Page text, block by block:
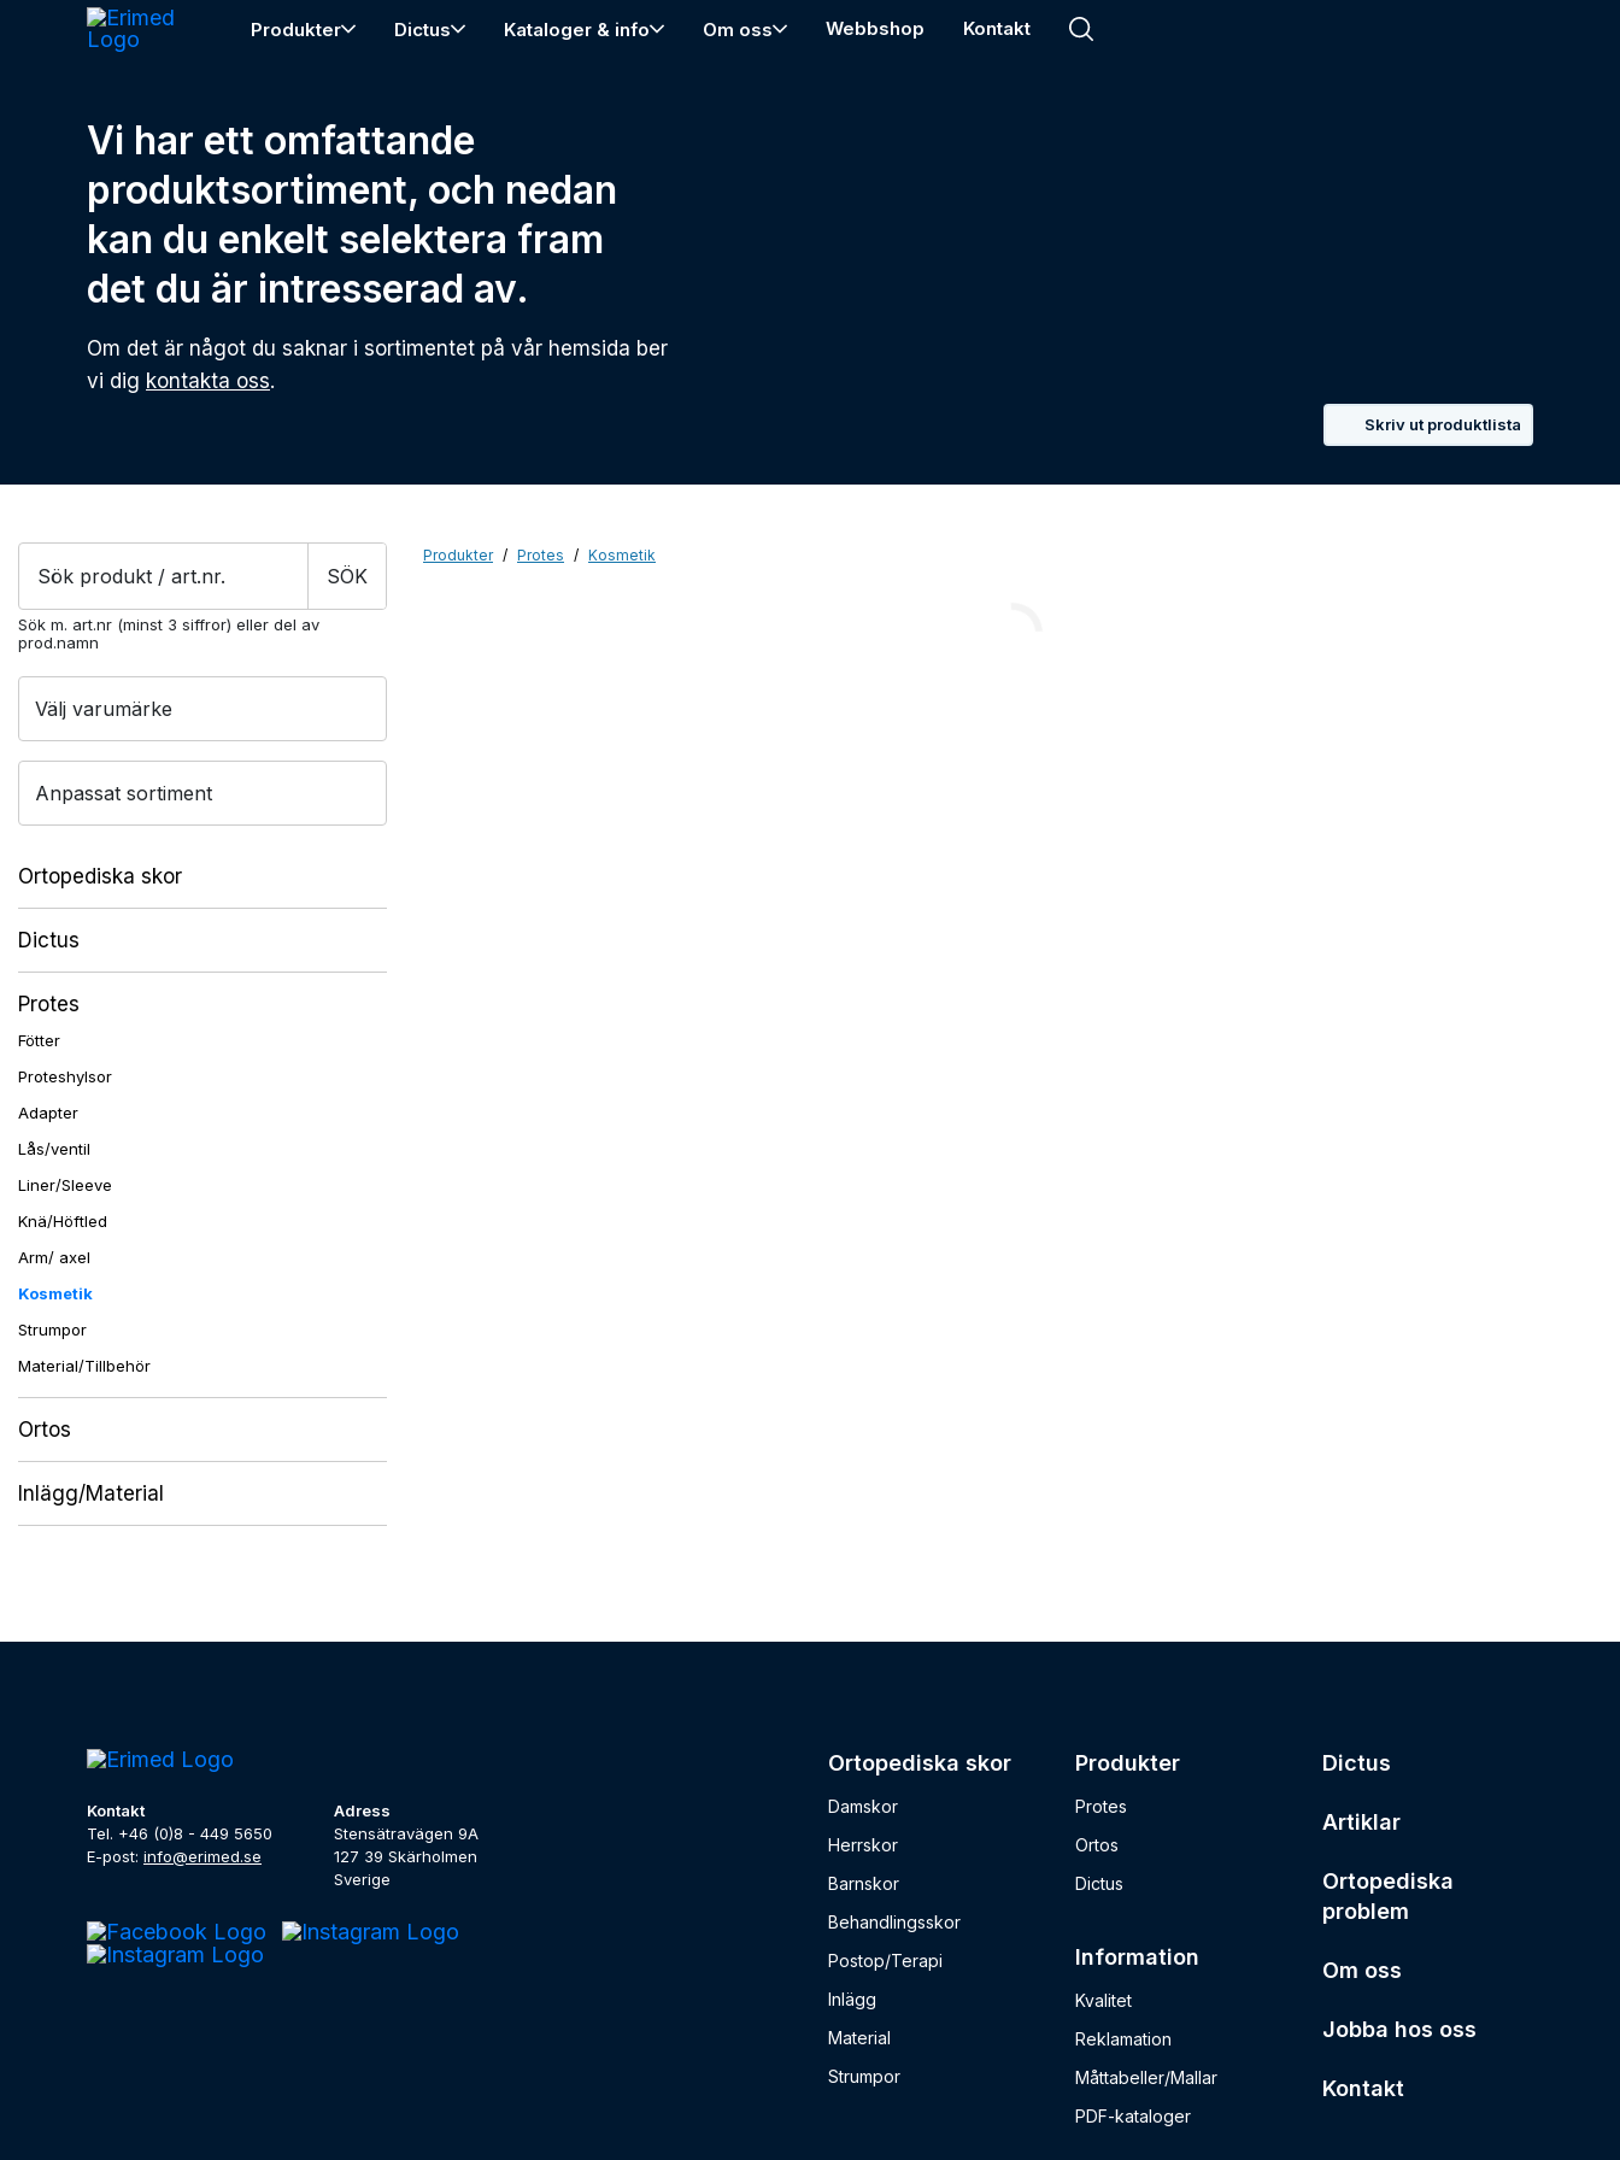
Produkter Dictus Kataloger & info Om oss Webbshop Kontakt
Vi har ett omfattande
produktsortiment, och nedan
kan du enkelt selektera fram
det du är intresserad av.
Om det är något du saknar i sortimentet på vår hemsida ber
vi dig kontakta oss.
Skriv ut produktlista
Products
SÖK
Sök m. art.nr (minst 3 siffror) eller del av
prod.namn
Välj varumärke
Anpassat sortiment
Ortopediska skor
Dictus
Protes
Fötter
Proteshylsor
Adapter
Lås/ventil
Liner/Sleeve
Knä/Höftled
Arm/ axel
Kosmetik
Strumpor
Material/Tillbehör
Ortos
Inlägg/Material
Produkter Protes Kosmetik
Kontakt
Tel. +46 (0)8 - 449 5650
E-post: info@erimed.se
Adress
Stensätravägen 9A
127 39 Skärholmen
Sverige
Ortopediska skor
Damskor
Herrskor
Barnskor
Behandlingsskor
Postop/Terapi
Inlägg
Material
Strumpor
Produkter
Protes
Ortos
Dictus
Information
Kvalitet
Reklamation
Måttabeller/Mallar
PDF-kataloger
Dictus
Artiklar
Ortopediska
problem
Om oss
Jobba hos oss
Kontakt